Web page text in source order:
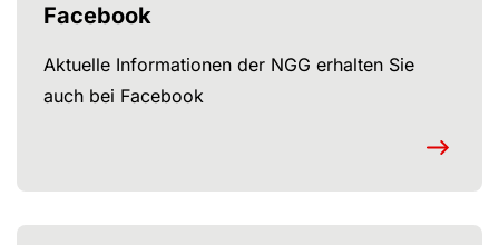
Facebook
Aktuelle Informationen der NGG erhalten Sie
auch bei Facebook